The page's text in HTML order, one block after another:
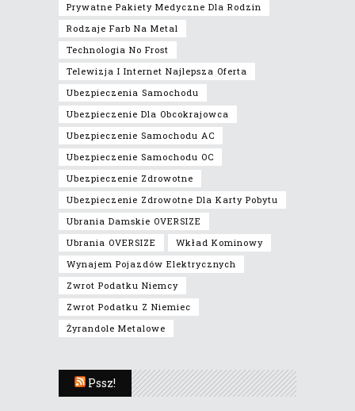
Prywatne Pakiety Medyczne Dla Rodzin
Rodzaje Farb Na Metal
Technologia No Frost
Telewizja I Internet Najlepsza Oferta
Ubezpieczenia Samochodu
Ubezpieczenie Dla Obcokrajowca
Ubezpieczenie Samochodu AC
Ubezpieczenie Samochodu OC
Ubezpieczenie Zdrowotne
Ubezpieczenie Zdrowotne Dla Karty Pobytu
Ubrania Damskie OVERSIZE
Ubrania OVERSIZE
Wkład Kominowy
Wynajem Pojazdów Elektrycznych
Zwrot Podatku Niemcy
Zwrot Podatku Z Niemiec
Żyrandole Metalowe
Pssz!